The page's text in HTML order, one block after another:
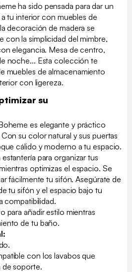
ha sido pensada para dar un
tu interior con muebles de
decoración de madera se
con la simplicidad del mimbre,
elegancia. Mesa de centro,
noche... Esta colección te
muebles de almacenamiento
con ligereza.
su
es elegante y práctico
su color natural y sus puertas
cálido y moderno a tu espacio.
para organizar tus
optimizas el espacio. Se
fácilmente tu sifón. Asegúrate de
tu sifón y el espacio bajo tu
compatibilidad.
para añadir estilo mientras
de tu baño.
con los lavabos que
de soporte.